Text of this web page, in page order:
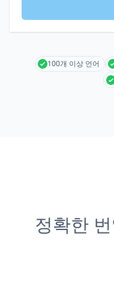
100개 이상 언어
정확한